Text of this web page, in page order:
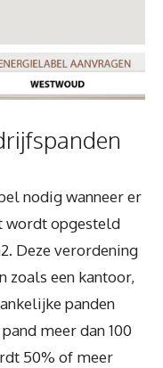
nodig wanneer er
wordt opgesteld
Deze verordening
een kantoor,
panden
meer dan 100
50% of meer